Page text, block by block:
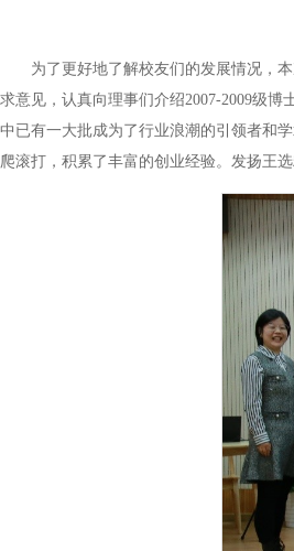
为了更好地了解校友们的发展情况，
求意见，认真向理事们介绍2007-2009级
中已有一大批成为了行业浪潮的引领者和
爬滚打，积累了丰富的创业经验。发扬王